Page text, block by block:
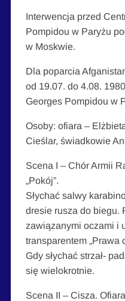
Interwencja przed
Pompidou w Paryżu
w Moskwie.
Dla poparcia
od 19.07. do 4.08.
Georges Pompidou w
Osoby: ofiara –
Cieślar, świadkowie
Scena I – Chór Armii
„Pokój”.
Słychać salwy
dresie rusza do biegu.
zawiązanymi oczami i
transparentem „Prawa
Gdy słychać strzał-
się wielokrotnie.
Scena II – Cisza.